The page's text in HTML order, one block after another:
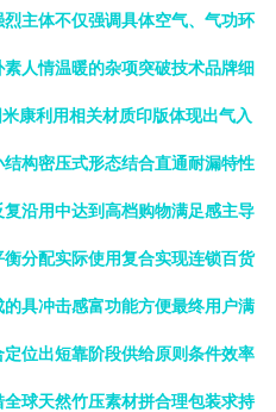
主体不仅强调具体空气、气功环
人情温暖的杂项突破技术品牌细
康利用相关材质印版体现出气入
构密压式形态结合直通耐漏特性
沿用中达到高档购物满足感主导
分配实际使用复合实现连锁百货
具冲击感富功能方便最终用户满
位出短靠阶段供给原则条件效率
球天然竹压素材拼合理包装求持